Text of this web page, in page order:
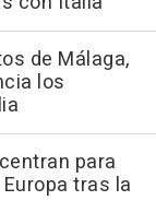
de Málaga,
los
para
tras la